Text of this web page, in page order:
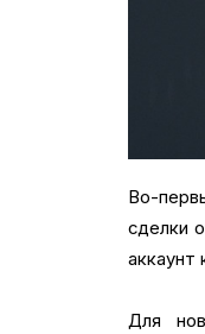
Во-
сделки
аккаунт
Для